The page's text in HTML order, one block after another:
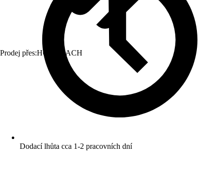
Prodej přes:HORNBACH
Dodací lhůta cca 1-2 pracovních dní